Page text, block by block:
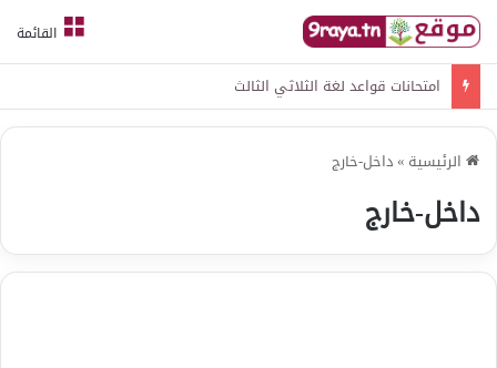
القائمة
امتحانات قواعد لغة الثلاثي الثالث
الرئيسية »داخل-خارج
داخل-خارج